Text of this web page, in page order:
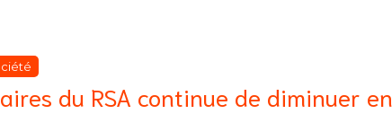
du RSA continue de diminuer en